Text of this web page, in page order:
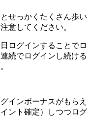
せっかくたくさん歩い
意してください。
ログインすることでロ
続でログインし続ける
インボーナスがもらえ
ント確定）しつつログ